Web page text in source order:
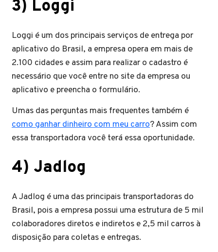
3) Loggi
Loggi é um dos principais serviços de entrega por
aplicativo do Brasil, a empresa opera em mais de
2.100 cidades e assim para realizar o cadastro é
necessário que você entre no site da empresa ou
aplicativo e preencha o formulário.
Umas das perguntas mais frequentes também é
como ganhar dinheiro com meu carro? Assim com
essa transportadora você terá essa oportunidade.
4) Jadlog
A Jadlog é uma das principais transportadoras do
Brasil, pois a empresa possui uma estrutura de 5 mil
colaboradores diretos e indiretos e 2,5 mil carros à
disposição para coletas e entregas.